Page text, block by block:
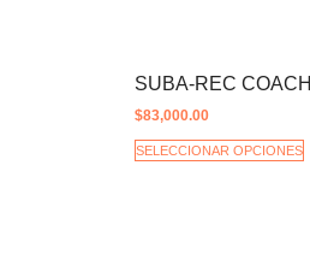
SUBA-REC COACH
$83,000.00
SELECCIONAR OPCIONES